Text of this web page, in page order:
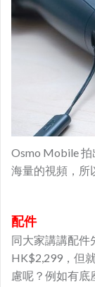
Osmo Mobile
海量的視頻，所
配件
同大家講講配件
HK$2,299，但
慮呢？例如有底